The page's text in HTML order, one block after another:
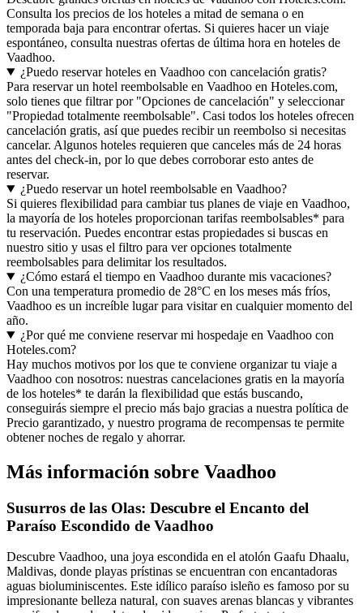
Consulta los precios de los hoteles a mitad de semana o en
temporada baja para encontrar ofertas. Si quieres hacer un viaje
espontáneo, consulta nuestras ofertas de última hora en hoteles de
Vaadhoo.
¿Puedo reservar hoteles en Vaadhoo con cancelación gratis?
Para reservar un hotel reembolsable en Vaadhoo en Hoteles.com,
solo tienes que filtrar por "Opciones de cancelación" y seleccionar
"Propiedad totalmente reembolsable". Casi todos los hoteles ofrecen
cancelación gratis, así que puedes recibir un reembolso si necesitas
cancelar. Algunos hoteles requieren que canceles más de 24 horas
antes del check-in, por lo que debes corroborar esto antes de
reservar.
¿Puedo reservar un hotel reembolsable en Vaadhoo?
Si quieres flexibilidad para cambiar tus planes de viaje en Vaadhoo,
la mayoría de los hoteles proporcionan tarifas reembolsables* para
tu reservación. Puedes encontrar estas propiedades si buscas en
nuestro sitio y usas el filtro para ver opciones totalmente
reembolsables para delimitar los resultados.
¿Cómo estará el tiempo en Vaadhoo durante mis vacaciones?
Con una temperatura promedio de 28°C en los meses más fríos,
Vaadhoo es un increíble lugar para visitar en cualquier momento del
año.
¿Por qué me conviene reservar mi hospedaje en Vaadhoo con
Hoteles.com?
Hay muchos motivos por los que te conviene organizar tu viaje a
Vaadhoo con nosotros: nuestras cancelaciones gratis en la mayoría
de los hoteles* te darán la flexibilidad que estás buscando,
conseguirás siempre el precio más bajo gracias a nuestra política de
Precio garantizado, y nuestro programa de recompensas te permite
obtener noches de regalo y ahorrar.
Más información sobre Vaadhoo
Susurros de las Olas: Descubre el Encanto del
Paraíso Escondido de Vaadhoo
Descubre Vaadhoo, una joya escondida en el atolón Gaafu Dhaalu,
Maldivas, donde playas prístinas se encuentran con encantadoras
aguas bioluminiscentes. Este idílico paraíso isleño es famoso por su
impresionante belleza natural, con suaves arenas blancas y vibrantes